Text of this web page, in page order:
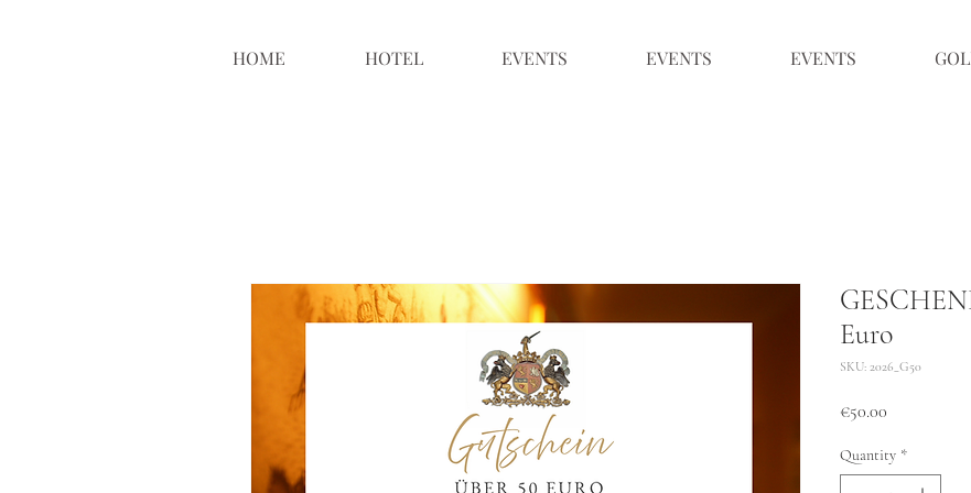
HOME HOTEL EVENTS EVENTS EVENTS
Euro
SKU: 2026_G50
€50.00
Quantity *